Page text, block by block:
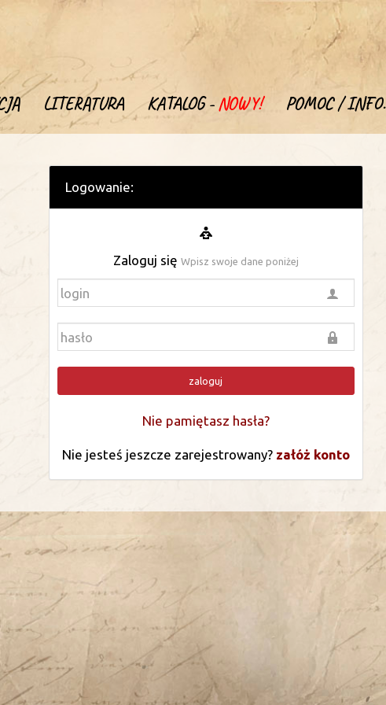
LITERATURA KATALOG -NOWY! POMOC / INFO.
Logowanie:
Zaloguj się Wpisz swoje dane poniżej
zaloguj
Nie pamiętasz hasła?
Nie jesteś jeszcze zarejestrowany? załóż konto